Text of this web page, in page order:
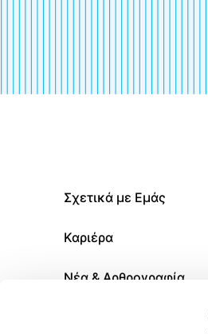
Σχετικά με Εμάς
Καριέρα
Νέα & Αρθρογραφία